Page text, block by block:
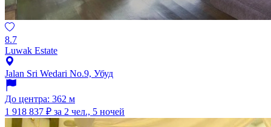
8.7
Luwak Estate
Jalan Sri Wedari No.9, Убуд
До центра: 362 м
1 918 837 ₽ за 2 чел., 5 ночей